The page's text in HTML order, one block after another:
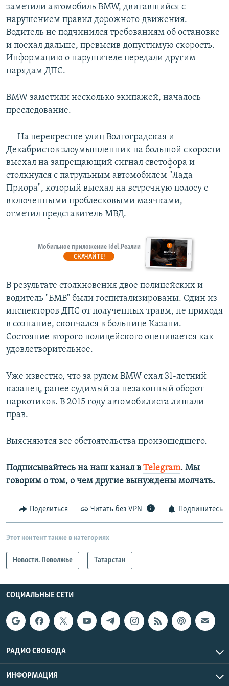
заметили автомобиль BMW, двигавшийся с
нарушением правил дорожного движения.
Водитель не подчинился требованиям об остановке
и поехал дальше, превысив допустимую скорость.
Информацию о нарушителе передали другим
нарядам ДПС.
BMW заметили несколько экипажей, началось
преследование.
— На перекрестке улиц Волгоградская и
Декабристов злоумышленник на большой скорости
выехал на запрещающий сигнал светофора и
столкнулся с патрульным автомобилем "Лада
Приора", который выехал на встречную полосу с
включенными проблесковыми маячками, —
отметил представитель МВД.
Мобильное приложение Idel.Реалии
СКАЧАЙТЕ!
В результате столкновения двое полицейских и
водитель "БМВ" были госпитализированы. Один из
инспекторов ДПС от полученных травм, не приходя
в сознание, скончался в больнице Казани.
Состояние второго полицейского оценивается как
удовлетворительное.
Уже известно, что за рулем BMW ехал 31-летний
казанец, ранее судимый за незаконный оборот
наркотиков. В 2015 году автомобилиста лишали
прав.
Выясняются все обстоятельства произошедшего.
Подписывайтесь на наш канал в Telegram. Мы
говорим о том, о чем другие вынуждены молчать.
Поделиться Читать без VPN Подпишитесь
Этот контент также в категориях
Новости. Поволжье Татарстан
СОЦИАЛЬНЫЕ СЕТИ
РАДИО СВОБОДА
ИНФОРМАЦИЯ